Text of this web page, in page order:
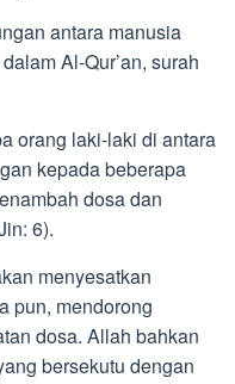
antara manusia
Al-Qur’an, surah
orang laki-laki di antara
kepada beberapa
dosa dan
6).
menyesatkan
pun, mendorong
dosa. Allah bahkan
bersekutu dengan